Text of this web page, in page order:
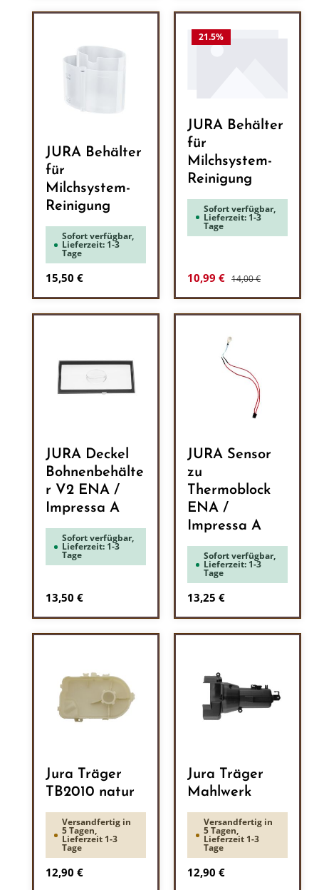
JURA Behälter
für
Milchsystem-
Reinigung
Sofort verfügbar,
Lieferzeit: 1-3
Tage
Regulärer Preis:
15,50 €
21.5%
JURA Behälter
für
Milchsystem-
Reinigung
Sofort verfügbar,
Lieferzeit: 1-3
Tage
Verkaufspreis:
10,99 € Regulärer Preis:
14,00 €
JURA Deckel
Bohnenbehälte
r V2 ENA /
Impressa A
Sofort verfügbar,
Lieferzeit: 1-3
Tage
Regulärer Preis:
13,50 €
JURA Sensor
zu
Thermoblock
ENA /
Impressa A
Sofort verfügbar,
Lieferzeit: 1-3
Tage
Regulärer Preis:
13,25 €
Jura Träger
TB2010 natur
Versandfertig in
5 Tagen,
Lieferzeit 1-3
Tage
Regulärer Preis:
12,90 €
Jura Träger
Mahlwerk
Versandfertig in
5 Tagen,
Lieferzeit 1-3
Tage
Regulärer Preis:
12,90 €